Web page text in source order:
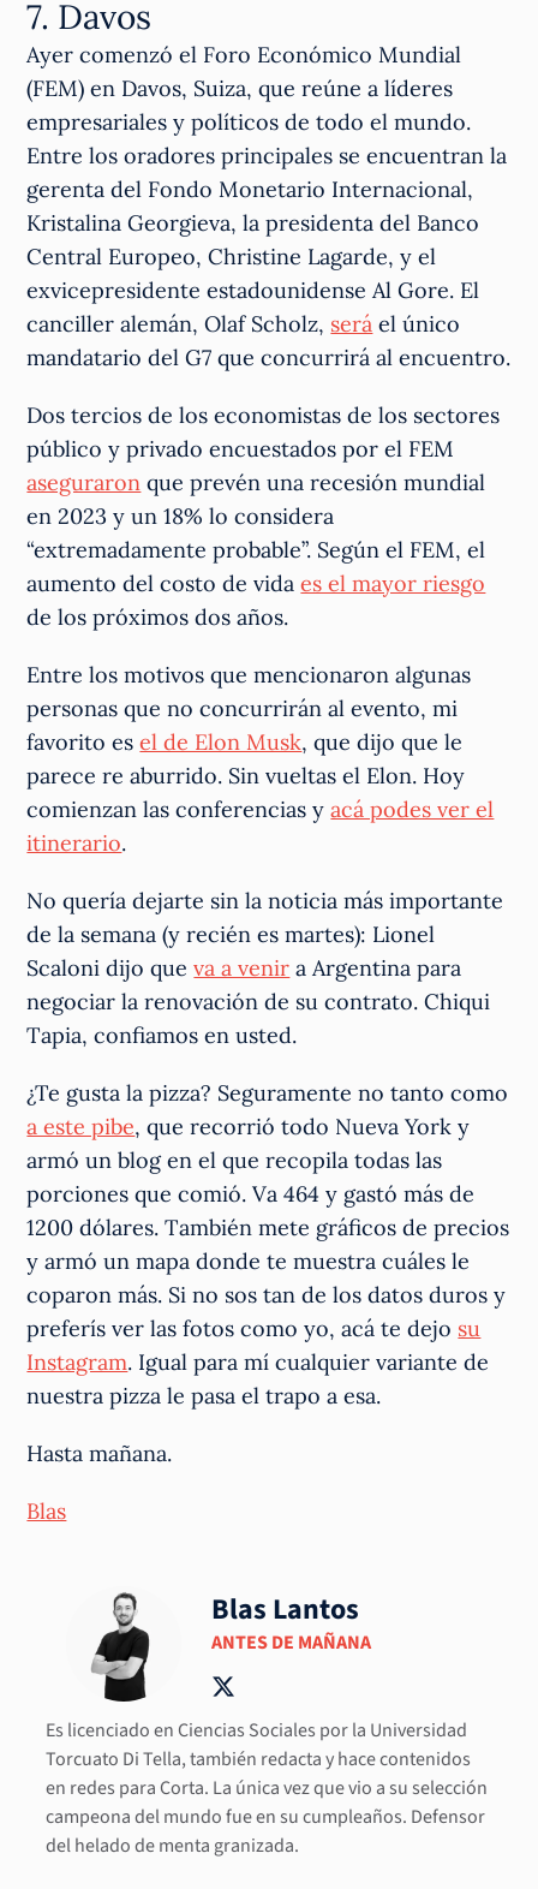
7. Davos
Ayer comenzó el Foro Económico Mundial
(FEM) en Davos, Suiza, que reúne a líderes
empresariales y políticos de todo el mundo.
Entre los oradores principales se encuentran la
gerenta del Fondo Monetario Internacional,
Kristalina Georgieva, la presidenta del Banco
Central Europeo, Christine Lagarde, y el
exvicepresidente estadounidense Al Gore. El
canciller alemán, Olaf Scholz, será el único
mandatario del G7 que concurrirá al encuentro.
Dos tercios de los economistas de los sectores
público y privado encuestados por el FEM
aseguraron que prevén una recesión mundial
en 2023 y un 18% lo considera
“extremadamente probable”. Según el FEM, el
aumento del costo de vidaes el mayor riesgo
de los próximos dos años.
Entre los motivos que mencionaron algunas
personas que no concurrirán al evento, mi
favorito esel de Elon Musk, que dijo que le
parece re aburrido. Sin vueltas el Elon. Hoy
comienzan las conferencias yacá podes ver el
itinerario.
No quería dejarte sin la noticia más importante
de la semana (y recién es martes): Lionel
Scaloni dijo queva a venir a Argentina para
negociar la renovación de su contrato. Chiqui
Tapia, confiamos en usted.
¿Te gusta la pizza? Seguramente no tanto como
a este pibe, que recorrió todo Nueva York y
armó un blog en el que recopila todas las
porciones que comió. Va 464 y gastó más de
1200 dólares. También mete gráficos de precios
y armó un mapa donde te muestra cuáles le
coparon más. Si no sos tan de los datos duros y
preferís ver las fotos como yo, acá te dejo su
Instagram. Igual para mí cualquier variante de
nuestra pizza le pasa el trapo a esa.
Hasta mañana.
Blas
Blas Lantos
ANTES DE MAÑANA
Es licenciado en Ciencias Sociales por la Universidad
Torcuato Di Tella, también redacta y hace contenidos
en redes para Corta. La única vez que vio a su selección
campeona del mundo fue en su cumpleaños. Defensor
del helado de menta granizada.